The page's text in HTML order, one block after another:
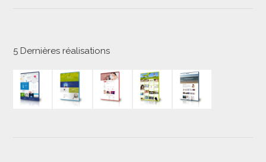
5 Dernières réalisations